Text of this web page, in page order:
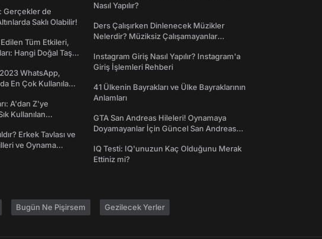
Gerçekler de
Saklı Olabilir!
Tüm Etkileri,
Hangi Doğal Taş
WhatsApp,
En Çok Kullanılan
A'dan Z'ye
Kullanılan
Erkek Tavlası ve
ve Oynama
Nasıl Yapılır?
Ders Çalışırken Dinlenecek Müzikler
Nelerdir? Müziksiz Çalışamayanlar
Instagram Giriş Nasıl Yapılır? Instagram'a
Giriş İşlemleri Rehberi
41 Ülkenin Bayrakları ve Ülke Bayraklarının
Anlamları
GTA San Andreas Hileleri! Oynamaya
Doyamayanlar İçin Güncel San Andreas
IQ Testi: IQ'unuzun Kaç Olduğunu Merak
Ettiniz mi?
Bugün Ne Pişirsem Gezilecek Yerler